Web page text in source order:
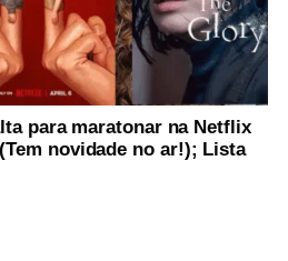
para maratonar na Netflix
novidade no ar!); Lista